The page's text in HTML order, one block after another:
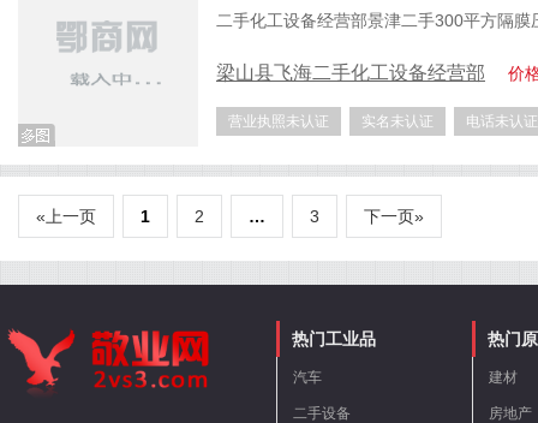
二手化工设备经营部景津二手300平方隔膜
梁山县飞海二手化工设备经营部 价
营业执照未认证 实名未认证 电话未认证
«上一页 1 2 … 3 下一页»
热门工业品
汽车
二手设备
热门
建材
房地产